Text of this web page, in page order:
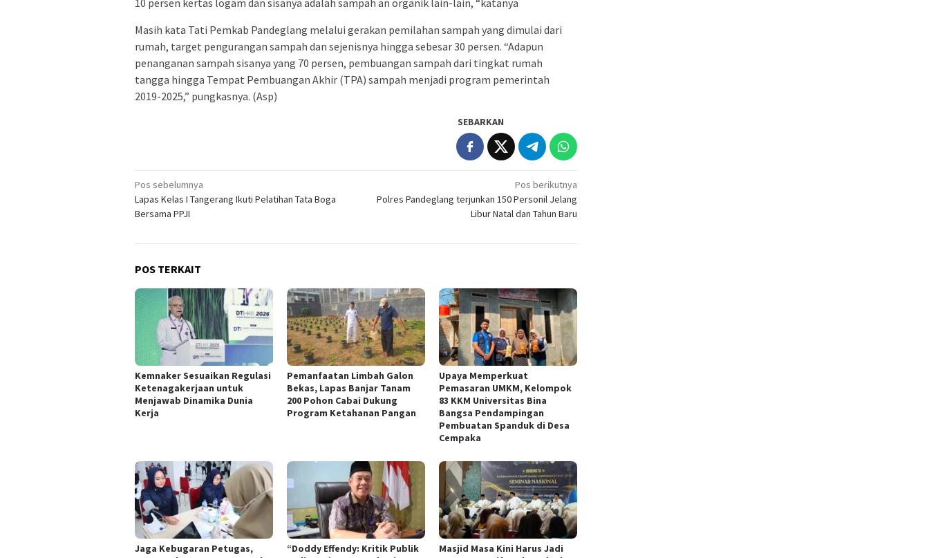
Masih kata Tati Pemkab Pandeglang melalui gerakan pemilahan sampah yang dimulai dari
rumah, target pengurangan sampah dan sejenisnya hingga sebesar 30 persen. “Adapun
penanganan sampah sisanya yang 70 persen, pembuangan sampah dari tingkat rumah
tangga hingga Tempat Pembuangan Akhir (TPA) sampah menjadi program pemerintah
2019-2025,” pungkasnya. (Asp)
SEBARKAN
Navigasi
pos
Pos sebelumnya
Lapas Kelas I Tangerang Ikuti Pelatihan Tata Boga
Bersama PPJI
Pos berikutnya
Polres Pandeglang terjunkan 150 Personil Jelang
Libur Natal dan Tahun Baru
POS TERKAIT
Kemnaker Sesuaikan Regulasi
Ketenagakerjaan untuk
Menjawab Dinamika Dunia
Kerja
Pemanfaatan Limbah Galon
Bekas, Lapas Banjar Tanam
200 Pohon Cabai Dukung
Program Ketahanan Pangan
Upaya Memperkuat
Pemasaran UMKM, Kelompok
83 KKM Universitas Bina
Bangsa Pendampingan
Pembuatan Spanduk di Desa
Cempaka
Jaga Kebugaran Petugas,
“Doddy Effendy: Kritik Publik
Masjid Masa Kini Harus Jadi